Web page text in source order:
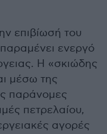
επιβίωσή του
ενεργό
Η «σκιώδης
μέσω της
παράνομες
πετρελαίου,
αγορές